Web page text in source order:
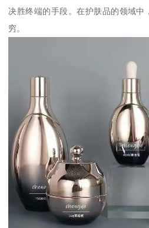
决胜终端的手段。在护肤品的领域中
穷。